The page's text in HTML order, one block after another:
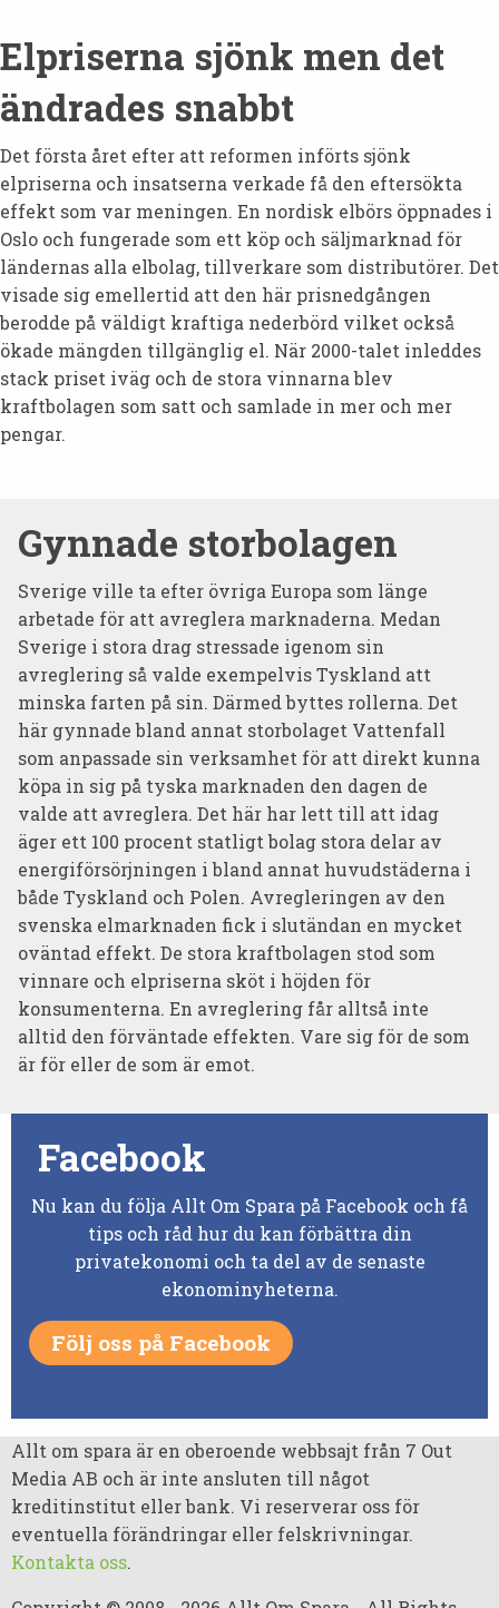
Elpriserna sjönk men det
ändrades snabbt
Det första året efter att reformen införts sjönk
elpriserna och insatserna verkade få den eftersökta
effekt som var meningen. En nordisk elbörs öppnades i
Oslo och fungerade som ett köp och säljmarknad för
ländernas alla elbolag, tillverkare som distributörer. Det
visade sig emellertid att den här prisnedgången
berodde på väldigt kraftiga nederbörd vilket också
ökade mängden tillgänglig el. När 2000-talet inleddes
stack priset iväg och de stora vinnarna blev
kraftbolagen som satt och samlade in mer och mer
pengar.
Gynnade storbolagen
Sverige ville ta efter övriga Europa som länge
arbetade för att avreglera marknaderna. Medan
Sverige i stora drag stressade igenom sin
avreglering så valde exempelvis Tyskland att
minska farten på sin. Därmed byttes rollerna. Det
här gynnade bland annat storbolaget Vattenfall
som anpassade sin verksamhet för att direkt kunna
köpa in sig på tyska marknaden den dagen de
valde att avreglera. Det här har lett till att idag
äger ett 100 procent statligt bolag stora delar av
energiförsörjningen i bland annat huvudstäderna i
både Tyskland och Polen. Avregleringen av den
svenska elmarknaden fick i slutändan en mycket
oväntad effekt. De stora kraftbolagen stod som
vinnare och elpriserna sköt i höjden för
konsumenterna. En avreglering får alltså inte
alltid den förväntade effekten. Vare sig för de som
är för eller de som är emot.
Facebook
Nu kan du följa Allt Om Spara på Facebook och få
tips och råd hur du kan förbättra din
privatekonomi och ta del av de senaste
ekonominyheterna.
Följ oss på Facebook
Allt om spara är en oberoende webbsajt från 7 Out
Media AB och är inte ansluten till något
kreditinstitut eller bank. Vi reserverar oss för
eventuella förändringar eller felskrivningar.
Kontakta oss.